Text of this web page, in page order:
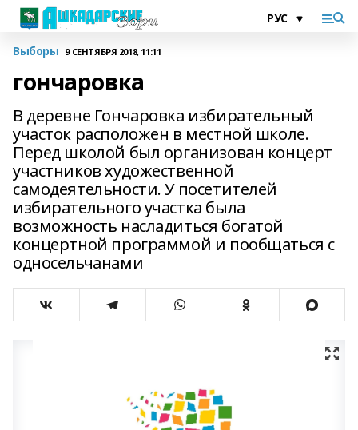
Выборы 9 СЕНТЯБРЯ 2018, 11:11
гончаровка
В деревне Гончаровка избирательный
участок расположен в местной школе.
Перед школой был организован концерт
участников художественной
самодеятельности. У посетителей
избирательного участка была
возможность насладиться богатой
концертной программой и пообщаться с
односельчанами